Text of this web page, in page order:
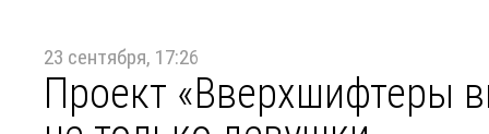
23 сентября, 17:26
Проект «Вверхшифтеры